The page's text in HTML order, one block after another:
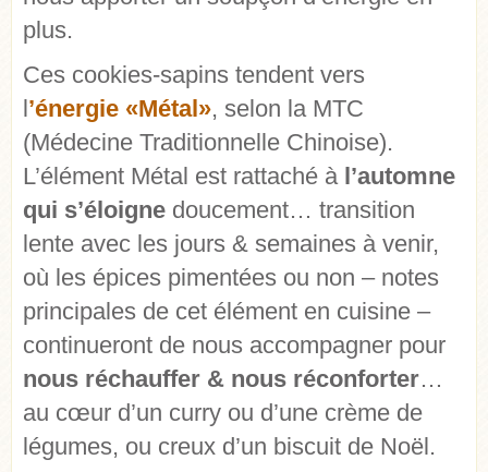
plus.
Ces cookies-sapins tendent vers
’énergie «Métal», selon la MTC
(Médecine Traditionnelle Chinoise).
L’élément Métal est rattaché à l’automne
qui s’éloigne doucement… transition
lente avec les jours & semaines à venir,
où les épices pimentées ou non – notes
principales de cet élément en cuisine –
continueront de nous accompagner pour
nous réchauffer & nous réconforter…
au cœur d’un curry ou d’une crème de
légumes, ou creux d’un biscuit de Noël.